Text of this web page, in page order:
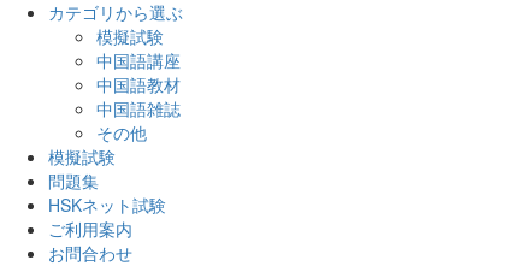
カテゴリから選ぶ
模擬試験
中国語講座
中国語教材
中国語雑誌
その他
模擬試験
問題集
HSKネット試験
ご利用案内
お問合わせ